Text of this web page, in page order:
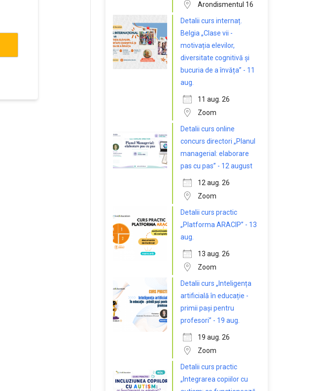
Arondismentul 16
Detalii curs internaț.
Belgia „Clase vii -
motivația elevilor,
diversitate cognitivă și
bucuria de a învăța” - 11
aug.
11 aug. 26
Zoom
Detalii curs online
concurs directori „Planul
managerial: elaborare
pas cu pas” - 12 august
12 aug. 26
Zoom
Detalii curs practic
„Platforma ARACIP” - 13
aug.
13 aug. 26
Zoom
Detalii curs „Inteligența
artificială în educație -
primii pași pentru
profesori” - 19 aug.
19 aug. 26
Zoom
Detalii curs practic
„Integrarea copiilor cu